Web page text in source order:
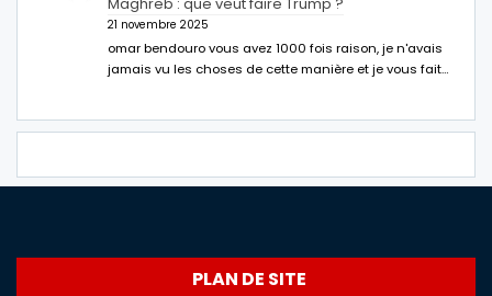
21 novembre 2025
omar bendouro vous avez 1000 fois raison, je n'avais
jamais vu les choses de cette manière et je vous fait…
PLAN DE SITE